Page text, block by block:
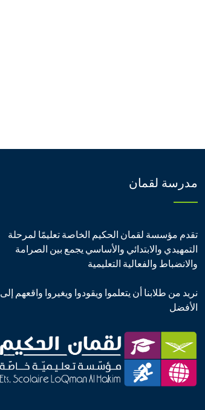
مدرسة لقمان
تقدم مؤسسة لقمان الحكيم الخاصة تعليمًا لمرحلة
التمهيدي والابتدائي والأساسي يجمع بين الصرامة
والانضباط والفعالية التعليمية
نريد من طلابنا أن يتعلموا ويقودوا ويغيروا واقعهم إلى
الأفضل